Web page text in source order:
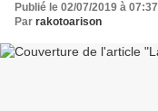
Publié le 02/07/2019 à 07:37
Par rakotoarison